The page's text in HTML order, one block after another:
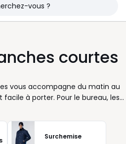
courtes
vous accompagne du matin au
à porter. Pour le bureau, les
elle se glisse dans tous les
Redoute, nous la choisissons
répondre à toutes vos envies :
oversize pour plus de
Surchemise